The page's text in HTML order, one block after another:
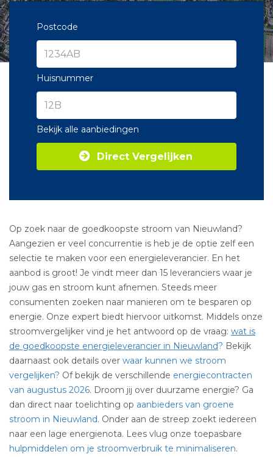
Postcode
Huisnummer
Bekijk alle aanbiedingen
Direct Vergelijken
Op zoek naar de goedkoopste stroom van Nieuwland?
Aangezien er veel concurrentie is heb je de optie zelf een
selectie te maken voor een energieleverancier. En het
aanbod is groot! Je vindt meer dan 15 leveranciers waar je
jouw gas en stroom kunt afnemen. Steeds meer
consumenten zoeken naar manieren om te besparen op
energie. Onze expert biedt hiervoor uitkomst. Middels onze
stroomvergelijker vind je het antwoord op de vraag: wat is
de goedkoopste energieleverancier in Nieuwland? Bekijk
daarnaast ook details over waar kunnen we stroom
vergelijken? Of bekijk de verschillende energiecontracten
van augustus 2026. Droom jij over duurzame energie? Ga
dan direct naar toelichting op aanbieders van groene
stroom in Nieuwland. Onder aan de streep zoekt iedereen
naar een lage energienota. Lees vlug onze toepasbare
hulpmiddelen om je stroomverbruik te minimaliseren.